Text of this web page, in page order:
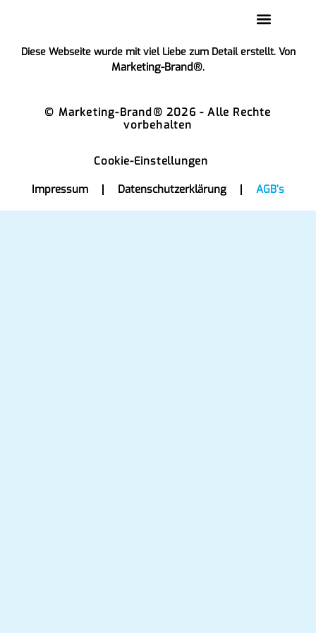
Diese Webseite wurde mit viel Liebe zum Detail erstellt. Von
Marketing-Brand®.
© Marketing-Brand® 2026 - Alle Rechte
vorbehalten
Cookie-Einstellungen
Impressum
Datenschutzerklärung AGB’s